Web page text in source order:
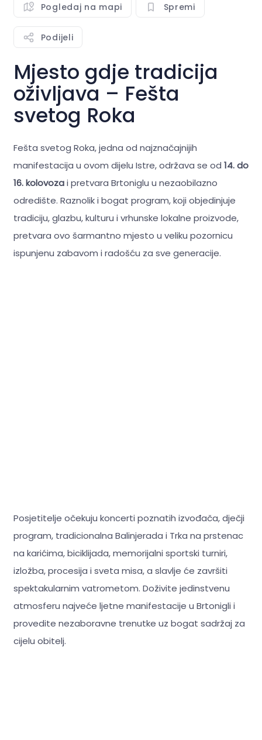
Pogledaj na mapi Spremi
Podijeli
Mjesto gdje tradicija
oživljava – Fešta
svetog Roka
Fešta svetog Roka, jedna od najznačajnijih
manifestacija u ovom dijelu Istre, održava se od 14. do
16. kolovozai pretvara Brtoniglu u nezaobilazno
odredište. Raznolik i bogat program, koji objedinjuje
tradiciju, glazbu, kulturu i vrhunske lokalne proizvode,
pretvara ovo šarmantno mjesto u veliku pozornicu
ispunjenu zabavom i radošću za sve generacije.
Posjetitelje očekuju koncerti poznatih izvođača, dječji
program, tradicionalna Balinjerada i Trka na prstenac
na karićima, biciklijada, memorijalni sportski turniri,
izložba, procesija i sveta misa, a slavlje će završiti
spektakularnim vatrometom. Doživite jedinstvenu
atmosferu najveće ljetne manifestacije u Brtonigli i
provedite nezaboravne trenutke uz bogat sadržaj za
cijelu obitelj.